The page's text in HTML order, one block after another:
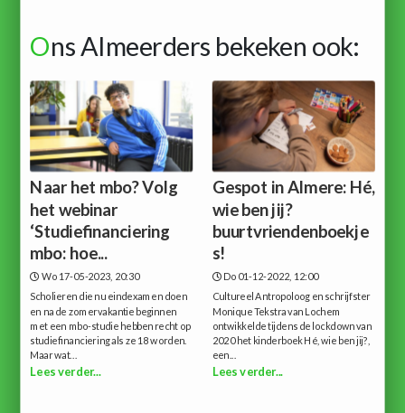
Ons Almeerders bekeken ook:
Naar het mbo? Volg
het webinar
‘Studiefinanciering
mbo: hoe...
Wo 17-05-2023, 20:30
Scholieren die nu eindexamen doen
en na de zomervakantie beginnen
met een mbo-studie hebben recht op
studiefinanciering als ze 18 worden.
Maar wat...
Lees verder...
Gespot in Almere: Hé,
wie ben jij?
buurtvriendenboekje
s!
Do 01-12-2022, 12:00
Cultureel Antropoloog en schrijfster
Monique Tekstra van Lochem
ontwikkelde tijdens de lockdown van
2020 het kinderboek Hé, wie ben jij?,
een...
Lees verder...